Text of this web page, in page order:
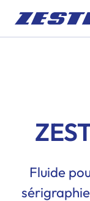
Fluide